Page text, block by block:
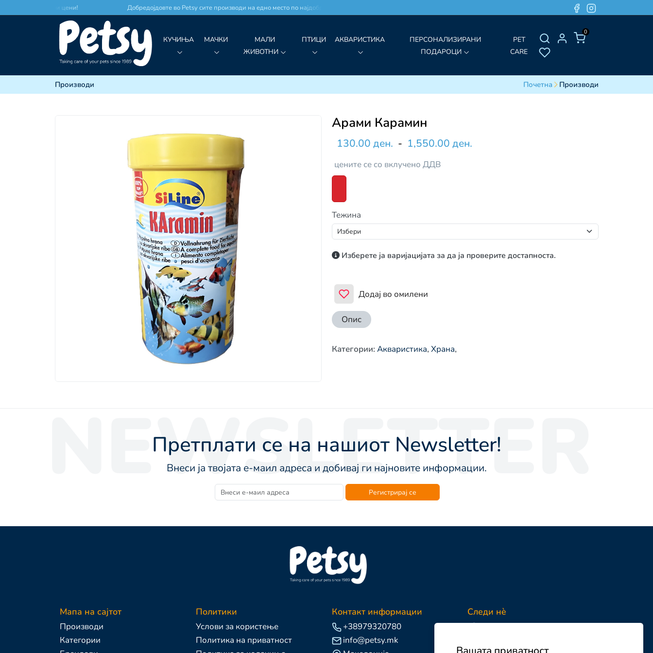
по најдобри цени! Добредојдовте во Petsy сите производи на едно место по најдобри цени!
0
КУЧИЊА МАЧКИ
МАЛИ
ЖИВОТНИ
ПТИЦИ АКВАРИСТИКА
ПЕРСОНАЛИЗИРАНИ
ПОДАРОЦИ
PET
CARE
Производи Почетна Производи
Арами Карамин
130.00 ден. - 1,550.00 ден.
цените се со вклучено ДДВ
Тежина
Изберете ја варијацијата за да ја проверите достапноста.
Додај во омилени
Опис
Категории: Акваристика, Храна,
NEWSLETTER
Претплати се на нашиот Newsletter!
Внеси ја твојата е-маил адреса и добивај ги најновите информации.
Регистрирај се
Мапа на сајтот
Производи
Категории
Политики
Услови за користење
Политика на приватност
Контакт информации
+38979320780
info@petsy.mk
Следи нè
Facebook